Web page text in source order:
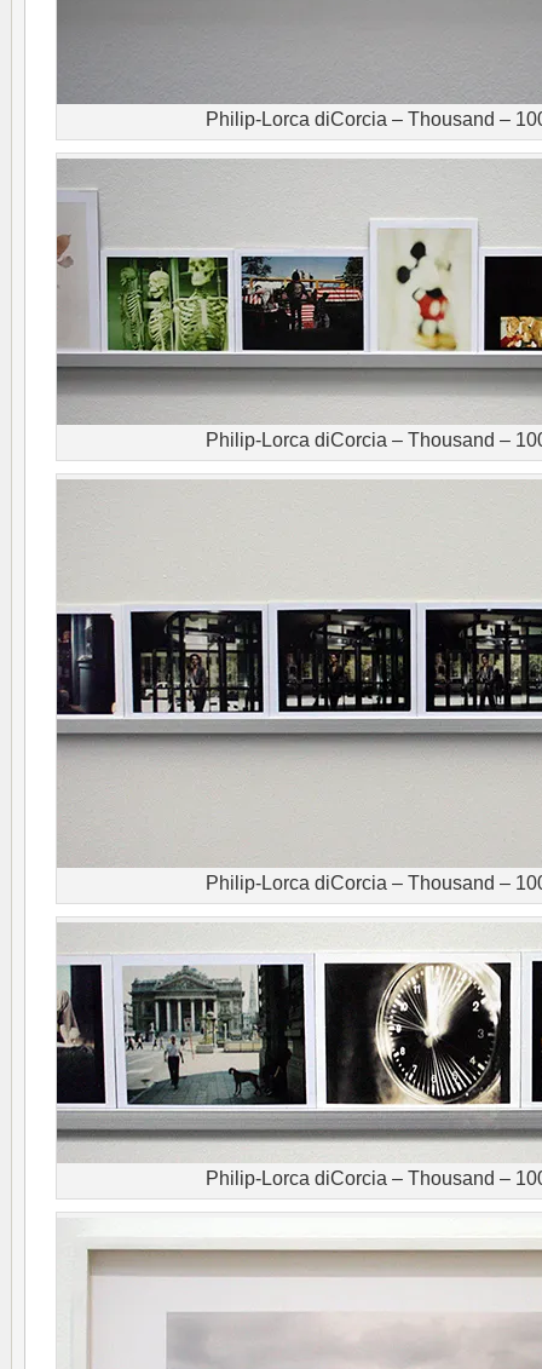
Philip-Lorca diCorcia – Thousand –
Philip-Lorca diCorcia – Thousand –
Philip-Lorca diCorcia – Thousand –
Philip-Lorca diCorcia – Thousand –